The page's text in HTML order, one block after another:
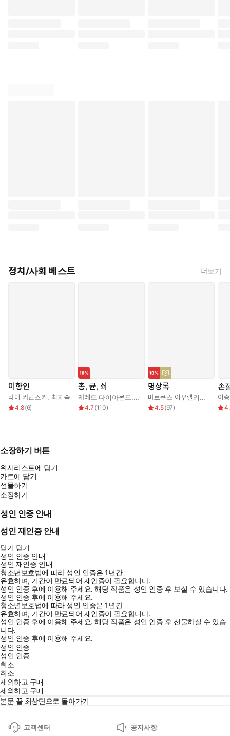
정치/사회 베스트 더보기
이향인
라미 카민스키 최지숙
4.8(6)
총, 균, 쇠
재레드 다이아몬드 강주헌
4.7 (110)
명상록
마르쿠스 아우렐리우스 박
4.5(97)
손
이
소장하기 버튼
위시리스트에 담기
카트에 담기
선물하기
소장하기
성인 인증 안내
성인 재인증 안내
닫기 닫기
성인 인증 안내
성인 재인증 안내
청소년보호법에 따라 성인 인증은 1년간
유효하며, 기간이 만료되어 재인증이 필요합니다.
성인 인증 후에 이용해 주세요.해당 작품은 성인 인증 후 보실 수 있습니다.
성인 인증 후에 이용해 주세요.
청소년보호법에 따라 성인 인증은 1년간
유효하며, 기간이 만료되어 재인증이 필요합니다.
성인 인증 후에 이용해 주세요.해당 작품은 성인 인증 후 선물하실 수 있습
니다.
성인 인증 후에 이용해 주세요.
성인 인증
성인 인증
취소
취소
제외하고 구매
제외하고 구매
본문 끝 최상단으로 돌아가기
고객센터 공지사항